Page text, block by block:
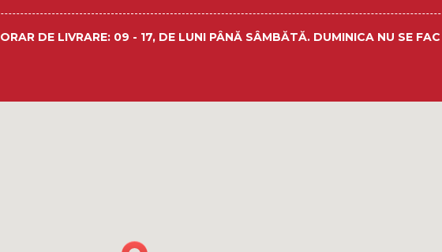
ORAR DE LIVRARE: 09 - 17, DE LUNI PÂNĂ SÂMBĂTĂ. DUMINICA NU SE FAC